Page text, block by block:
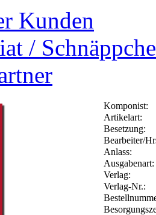
Kunden
/
Komponist:
Artikelart:
Besetzung:
Bearbeiter/
Anlass:
Ausgabenart:
Verlag:
Verlag-Nr.: